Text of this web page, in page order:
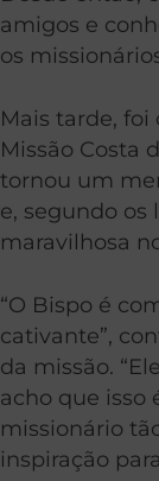
amigos e
os
Mais tarde,
Missão Costa
tornou um
e, segundo os
maravilhosa
“O Bispo é
cativante”,
da missão.
acho que isso
missionário
inspiração